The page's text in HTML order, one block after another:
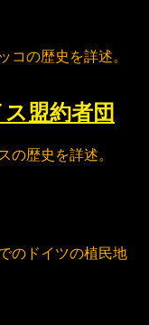
の歴史を詳述。
盟約者団
の歴史を詳述。
のドイツの植民地